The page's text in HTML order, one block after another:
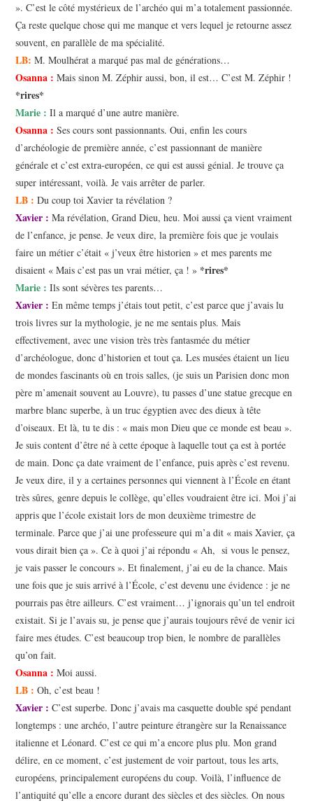
». C’est le côté mystérieux de l’archéo qui m’a totalement passionnée.
Ça reste quelque chose qui me manque et vers lequel je retourne assez
souvent, en parallèle de ma spécialité.
LB: M. Moulhérat a marqué pas mal de générations…
Osanna : Mais sinon M. Zéphir aussi, bon, il est… C’est M. Zéphir !
*rires*
Marie : Il a marqué d’une autre manière.
Osanna : Ses cours sont passionnants. Oui, enfin les cours
d’archéologie de première année, c’est passionnant de manière
générale et c’est extra-européen, ce qui est aussi génial. Je trouve ça
super intéressant, voilà. Je vais arrêter de parler.
LB : Du coup toi Xavier ta révélation ?
Xavier : Ma révélation, Grand Dieu, heu. Moi aussi ça vient vraiment
de l’enfance, je pense. Je veux dire, la première fois que je voulais
faire un métier c’était « j’veux être historien » et mes parents me
disaient « Mais c’est pas un vrai métier, ça ! » *rires*
Marie : Ils sont sévères tes parents…
Xavier : En même temps j’étais tout petit, c’est parce que j’avais lu
trois livres sur la mythologie, je ne me sentais plus. Mais
effectivement, avec une vision très très fantasmée du métier
d’archéologue, donc d’historien et tout ça. Les musées étaient un lieu
de mondes fascinants où en trois salles, (je suis un Parisien donc mon
père m’amenait souvent au Louvre), tu passes d’une statue grecque en
marbre blanc superbe, à un truc égyptien avec des dieux à tête
d’oiseaux. Et là, tu te dis : « mais mon Dieu que ce monde est beau ».
Je suis content d’être né à cette époque à laquelle tout ça est à portée
de main. Donc ça date vraiment de l’enfance, puis après c’est revenu.
Je veux dire, il y a certaines personnes qui viennent à l’École en étant
très sûres, genre depuis le collège, qu’elles voudraient être ici. Moi j’ai
appris que l’école existait lors de mon deuxième trimestre de
terminale. Parce que j’ai une professeure qui m’a dit « mais Xavier, ça
vous dirait bien ça ». Ce à quoi j’ai répondu « Ah, si vous le pensez,
je vais passer le concours ». Et finalement, j’ai eu de la chance. Mais
une fois que je suis arrivé à l’École, c’est devenu une évidence : je ne
pourrais pas être ailleurs. C’est vraiment… j’ignorais qu’un tel endroit
existait. Si je l’avais su, je pense que j’aurais toujours rêvé de venir ici
faire mes études. C’est beaucoup trop bien, le nombre de parallèles
qu’on fait.
Osanna : Moi aussi.
LB : Oh, c’est beau !
Xavier : C’est superbe. Donc j’avais ma casquette double spé pendant
longtemps : une archéo, l’autre peinture étrangère sur la Renaissance
italienne et Léonard. C’est ce qui m’a encore plus plu. Mon grand
délire, en ce moment, c’est justement de voir partout, tous les arts,
européens, principalement européens du coup. Voilà, l’influence de
l’antiquité qu’elle a encore durant des siècles et des siècles. On nous